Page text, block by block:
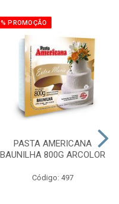
% PROMOÇÃO
PASTA AMERICANA
BAUNILHA 800G ARCOLOR
Código: 497